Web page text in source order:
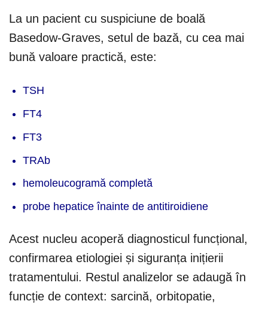
La un pacient cu suspiciune de boală
Basedow-Graves, setul de bază, cu cea mai
bună valoare practică, este:
TSH
FT4
FT3
TRAb
hemoleucogramă completă
probe hepatice înainte de antitiroidiene
Acest nucleu acoperă diagnosticul funcțional,
confirmarea etiologiei și siguranța inițierii
tratamentului. Restul analizelor se adaugă în
funcție de context: sarcină, orbitopatie,